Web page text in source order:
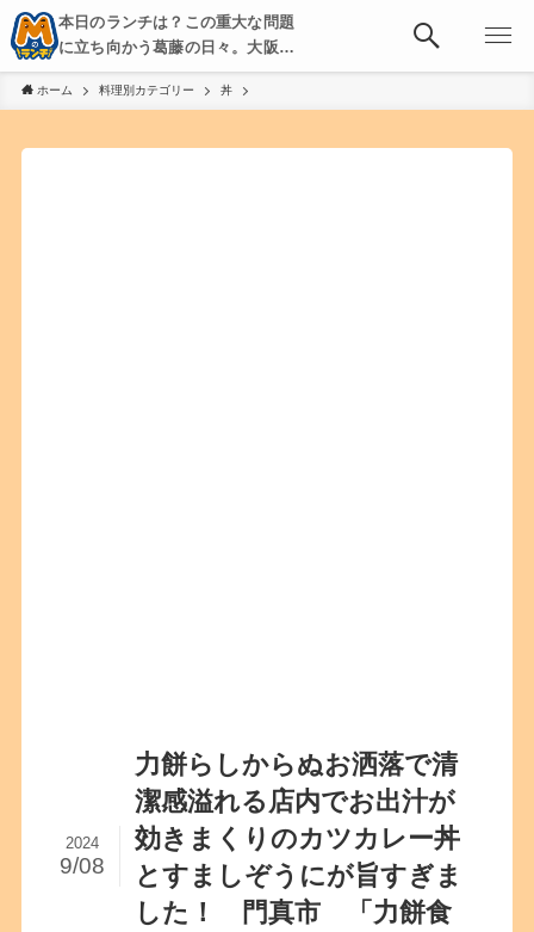
本日のランチは？この重大な問題
に立ち向かう葛藤の日々。大阪・
京都・神戸を中心とした食べ歩
き、飲み歩きを綴る。
ホーム 料理別カテゴリー 丼
力餅らしからぬお洒落で清
潔感溢れる店内でお出汁が
効きまくりのカツカレー丼
とすましぞうにが旨すぎま
した！ 門真市 「力餅食
2024
9/08